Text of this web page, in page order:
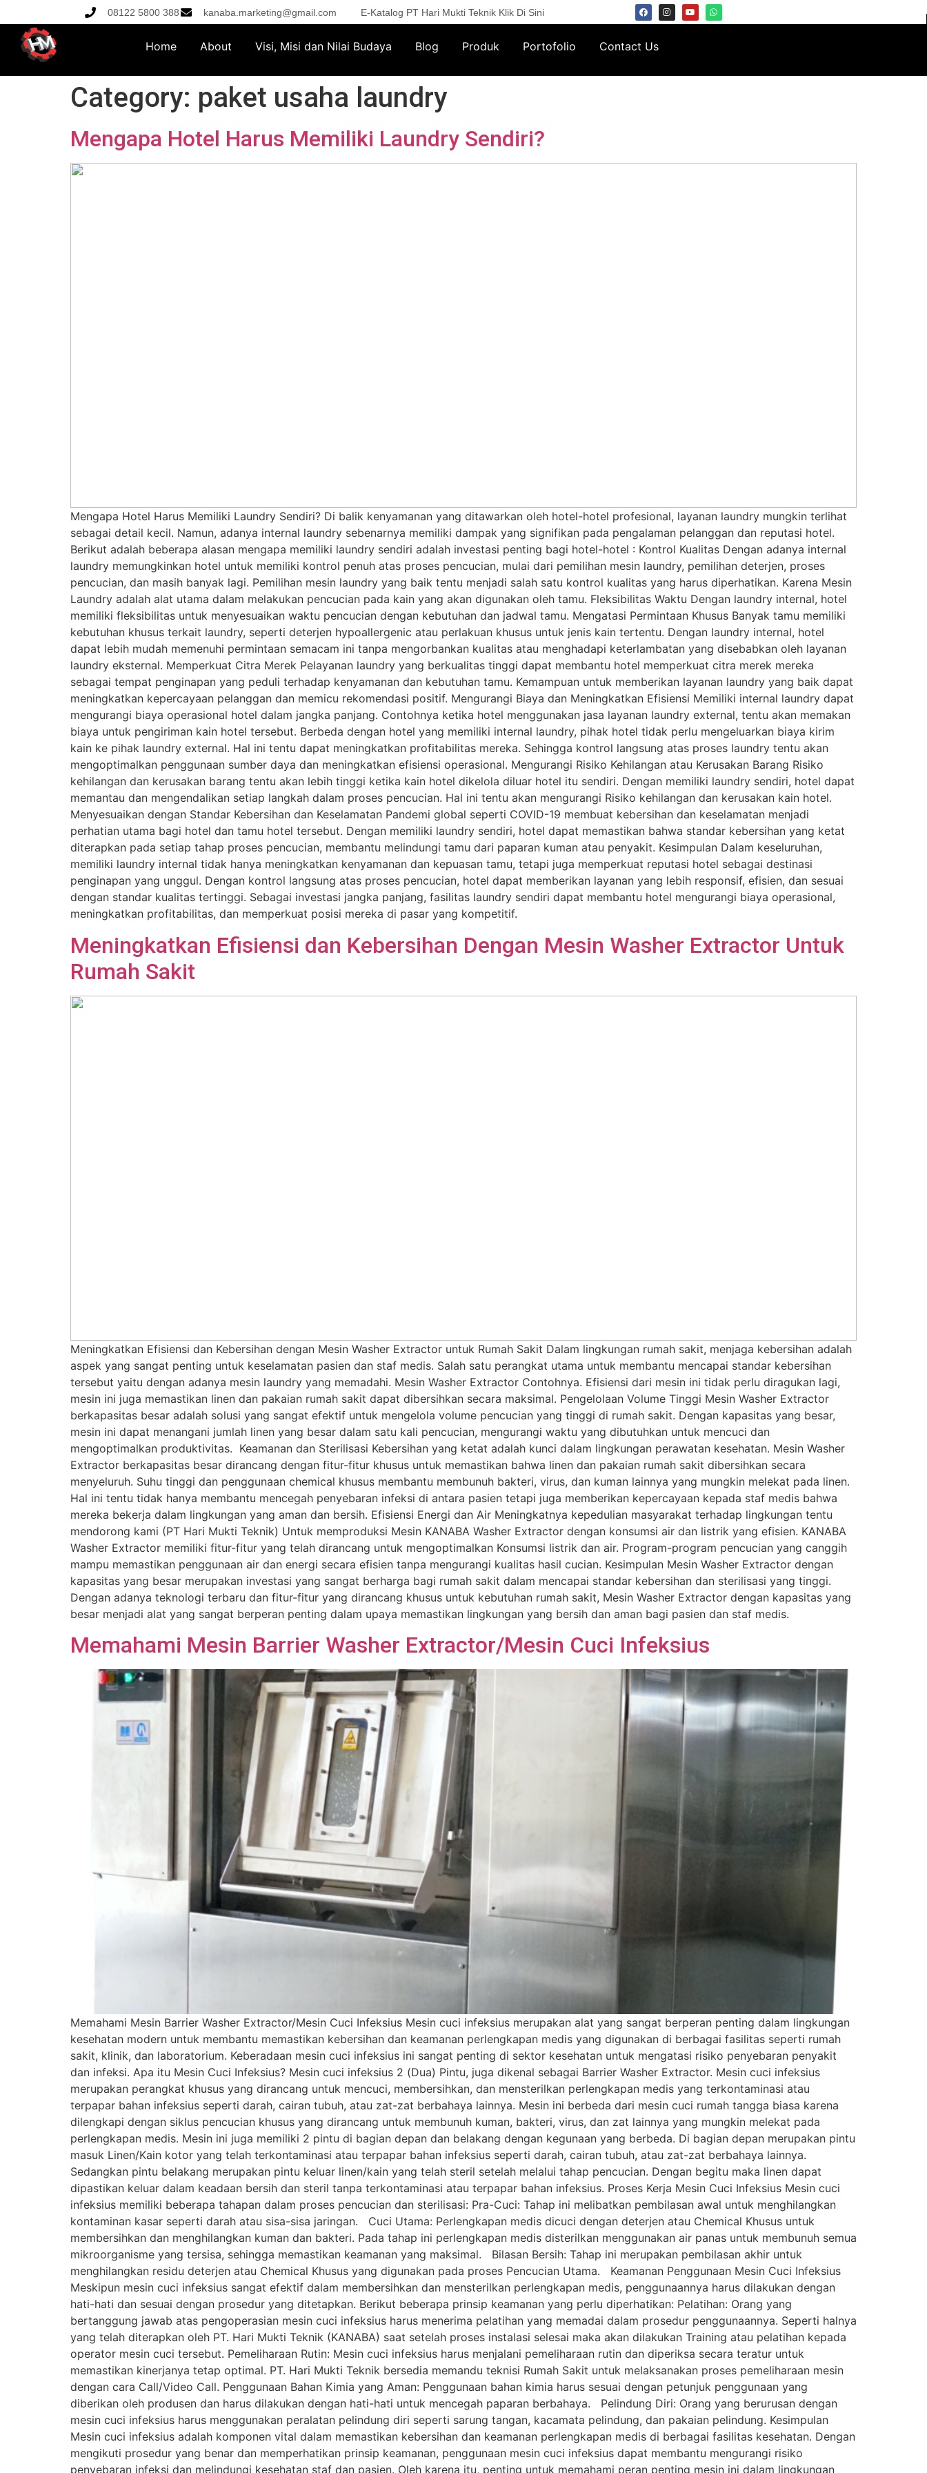
08122 5800 388 kanaba.marketing@gmail.com E-Katalog PT Hari Mukti Teknik Klik Di Sini
Home About Visi, Misi dan Nilai Budaya Blog Produk Portofolio Contact Us
Category: paket usaha laundry
Mengapa Hotel Harus Memiliki Laundry Sendiri?
Mengapa Hotel Harus Memiliki Laundry Sendiri? Di balik kenyamanan yang ditawarkan oleh hotel-hotel profesional, layanan laundry mungkin terlihat
sebagai detail kecil. Namun, adanya internal laundry sebenarnya memiliki dampak yang signifikan pada pengalaman pelanggan dan reputasi hotel.
Berikut adalah beberapa alasan mengapa memiliki laundry sendiri adalah investasi penting bagi hotel-hotel : Kontrol Kualitas Dengan adanya internal
laundry memungkinkan hotel untuk memiliki kontrol penuh atas proses pencucian, mulai dari pemilihan mesin laundry, pemilihan deterjen, proses
pencucian, dan masih banyak lagi. Pemilihan mesin laundry yang baik tentu menjadi salah satu kontrol kualitas yang harus diperhatikan. Karena Mesin
Laundry adalah alat utama dalam melakukan pencucian pada kain yang akan digunakan oleh tamu. Fleksibilitas Waktu Dengan laundry internal, hotel
memiliki fleksibilitas untuk menyesuaikan waktu pencucian dengan kebutuhan dan jadwal tamu. Mengatasi Permintaan Khusus Banyak tamu memiliki
kebutuhan khusus terkait laundry, seperti deterjen hypoallergenic atau perlakuan khusus untuk jenis kain tertentu. Dengan laundry internal, hotel
dapat lebih mudah memenuhi permintaan semacam ini tanpa mengorbankan kualitas atau menghadapi keterlambatan yang disebabkan oleh layanan
laundry eksternal. Memperkuat Citra Merek Pelayanan laundry yang berkualitas tinggi dapat membantu hotel memperkuat citra merek mereka
sebagai tempat penginapan yang peduli terhadap kenyamanan dan kebutuhan tamu. Kemampuan untuk memberikan layanan laundry yang baik dapat
meningkatkan kepercayaan pelanggan dan memicu rekomendasi positif. Mengurangi Biaya dan Meningkatkan Efisiensi Memiliki internal laundry dapat
mengurangi biaya operasional hotel dalam jangka panjang. Contohnya ketika hotel menggunakan jasa layanan laundry external, tentu akan memakan
biaya untuk pengiriman kain hotel tersebut. Berbeda dengan hotel yang memiliki internal laundry, pihak hotel tidak perlu mengeluarkan biaya kirim
kain ke pihak laundry external. Hal ini tentu dapat meningkatkan profitabilitas mereka. Sehingga kontrol langsung atas proses laundry tentu akan
mengoptimalkan penggunaan sumber daya dan meningkatkan efisiensi operasional. Mengurangi Risiko Kehilangan atau Kerusakan Barang Risiko
kehilangan dan kerusakan barang tentu akan lebih tinggi ketika kain hotel dikelola diluar hotel itu sendiri. Dengan memiliki laundry sendiri, hotel dapat
memantau dan mengendalikan setiap langkah dalam proses pencucian. Hal ini tentu akan mengurangi Risiko kehilangan dan kerusakan kain hotel.
Menyesuaikan dengan Standar Kebersihan dan Keselamatan Pandemi global seperti COVID-19 membuat kebersihan dan keselamatan menjadi
perhatian utama bagi hotel dan tamu hotel tersebut. Dengan memiliki laundry sendiri, hotel dapat memastikan bahwa standar kebersihan yang ketat
diterapkan pada setiap tahap proses pencucian, membantu melindungi tamu dari paparan kuman atau penyakit. Kesimpulan Dalam keseluruhan,
memiliki laundry internal tidak hanya meningkatkan kenyamanan dan kepuasan tamu, tetapi juga memperkuat reputasi hotel sebagai destinasi
penginapan yang unggul. Dengan kontrol langsung atas proses pencucian, hotel dapat memberikan layanan yang lebih responsif, efisien, dan sesuai
dengan standar kualitas tertinggi. Sebagai investasi jangka panjang, fasilitas laundry sendiri dapat membantu hotel mengurangi biaya operasional,
meningkatkan profitabilitas, dan memperkuat posisi mereka di pasar yang kompetitif.
Meningkatkan Efisiensi dan Kebersihan Dengan Mesin Washer Extractor Untuk
Rumah Sakit
Meningkatkan Efisiensi dan Kebersihan dengan Mesin Washer Extractor untuk Rumah Sakit Dalam lingkungan rumah sakit, menjaga kebersihan adalah
aspek yang sangat penting untuk keselamatan pasien dan staf medis. Salah satu perangkat utama untuk membantu mencapai standar kebersihan
tersebut yaitu dengan adanya mesin laundry yang memadahi. Mesin Washer Extractor Contohnya. Efisiensi dari mesin ini tidak perlu diragukan lagi,
mesin ini juga memastikan linen dan pakaian rumah sakit dapat dibersihkan secara maksimal. Pengelolaan Volume Tinggi Mesin Washer Extractor
berkapasitas besar adalah solusi yang sangat efektif untuk mengelola volume pencucian yang tinggi di rumah sakit. Dengan kapasitas yang besar,
mesin ini dapat menangani jumlah linen yang besar dalam satu kali pencucian, mengurangi waktu yang dibutuhkan untuk mencuci dan
mengoptimalkan produktivitas. Keamanan dan Sterilisasi Kebersihan yang ketat adalah kunci dalam lingkungan perawatan kesehatan. Mesin Washer
Extractor berkapasitas besar dirancang dengan fitur-fitur khusus untuk memastikan bahwa linen dan pakaian rumah sakit dibersihkan secara
menyeluruh. Suhu tinggi dan penggunaan chemical khusus membantu membunuh bakteri, virus, dan kuman lainnya yang mungkin melekat pada linen.
Hal ini tentu tidak hanya membantu mencegah penyebaran infeksi di antara pasien tetapi juga memberikan kepercayaan kepada staf medis bahwa
mereka bekerja dalam lingkungan yang aman dan bersih. Efisiensi Energi dan Air Meningkatnya kepedulian masyarakat terhadap lingkungan tentu
mendorong kami (PT Hari Mukti Teknik) Untuk memproduksi Mesin KANABA Washer Extractor dengan konsumsi air dan listrik yang efisien. KANABA
Washer Extractor memiliki fitur-fitur yang telah dirancang untuk mengoptimalkan Konsumsi listrik dan air. Program-program pencucian yang canggih
mampu memastikan penggunaan air dan energi secara efisien tanpa mengurangi kualitas hasil cucian. Kesimpulan Mesin Washer Extractor dengan
kapasitas yang besar merupakan investasi yang sangat berharga bagi rumah sakit dalam mencapai standar kebersihan dan sterilisasi yang tinggi.
Dengan adanya teknologi terbaru dan fitur-fitur yang dirancang khusus untuk kebutuhan rumah sakit, Mesin Washer Extractor dengan kapasitas yang
besar menjadi alat yang sangat berperan penting dalam upaya memastikan lingkungan yang bersih dan aman bagi pasien dan staf medis.
Memahami Mesin Barrier Washer Extractor/Mesin Cuci Infeksius
Memahami Mesin Barrier Washer Extractor/Mesin Cuci Infeksius Mesin cuci infeksius merupakan alat yang sangat berperan penting dalam lingkungan
kesehatan modern untuk membantu memastikan kebersihan dan keamanan perlengkapan medis yang digunakan di berbagai fasilitas seperti rumah
sakit, klinik, dan laboratorium. Keberadaan mesin cuci infeksius ini sangat penting di sektor kesehatan untuk mengatasi risiko penyebaran penyakit
dan infeksi. Apa itu Mesin Cuci Infeksius? Mesin cuci infeksius 2 (Dua) Pintu, juga dikenal sebagai Barrier Washer Extractor. Mesin cuci infeksius
merupakan perangkat khusus yang dirancang untuk mencuci, membersihkan, dan mensterilkan perlengkapan medis yang terkontaminasi atau
terpapar bahan infeksius seperti darah, cairan tubuh, atau zat-zat berbahaya lainnya. Mesin ini berbeda dari mesin cuci rumah tangga biasa karena
dilengkapi dengan siklus pencucian khusus yang dirancang untuk membunuh kuman, bakteri, virus, dan zat lainnya yang mungkin melekat pada
perlengkapan medis. Mesin ini juga memiliki 2 pintu di bagian depan dan belakang dengan kegunaan yang berbeda. Di bagian depan merupakan pintu
masuk Linen/Kain kotor yang telah terkontaminasi atau terpapar bahan infeksius seperti darah, cairan tubuh, atau zat-zat berbahaya lainnya.
Sedangkan pintu belakang merupakan pintu keluar linen/kain yang telah steril setelah melalui tahap pencucian. Dengan begitu maka linen dapat
dipastikan keluar dalam keadaan bersih dan steril tanpa terkontaminasi atau terpapar bahan infeksius. Proses Kerja Mesin Cuci Infeksius Mesin cuci
infeksius memiliki beberapa tahapan dalam proses pencucian dan sterilisasi: Pra-Cuci: Tahap ini melibatkan pembilasan awal untuk menghilangkan
kontaminan kasar seperti darah atau sisa-sisa jaringan. Cuci Utama: Perlengkapan medis dicuci dengan deterjen atau Chemical Khusus untuk
membersihkan dan menghilangkan kuman dan bakteri. Pada tahap ini perlengkapan medis disterilkan menggunakan air panas untuk membunuh semua
mikroorganisme yang tersisa, sehingga memastikan keamanan yang maksimal. Bilasan Bersih: Tahap ini merupakan pembilasan akhir untuk
menghilangkan residu deterjen atau Chemical Khusus yang digunakan pada proses Pencucian Utama. Keamanan Penggunaan Mesin Cuci Infeksius
Meskipun mesin cuci infeksius sangat efektif dalam membersihkan dan mensterilkan perlengkapan medis, penggunaannya harus dilakukan dengan
hati-hati dan sesuai dengan prosedur yang ditetapkan. Berikut beberapa prinsip keamanan yang perlu diperhatikan: Pelatihan: Orang yang
bertanggung jawab atas pengoperasian mesin cuci infeksius harus menerima pelatihan yang memadai dalam prosedur penggunaannya. Seperti halnya
yang telah diterapkan oleh PT. Hari Mukti Teknik (KANABA) saat setelah proses instalasi selesai maka akan dilakukan Training atau pelatihan kepada
operator mesin cuci tersebut. Pemeliharaan Rutin: Mesin cuci infeksius harus menjalani pemeliharaan rutin dan diperiksa secara teratur untuk
memastikan kinerjanya tetap optimal. PT. Hari Mukti Teknik bersedia memandu teknisi Rumah Sakit untuk melaksanakan proses pemeliharaan mesin
dengan cara Call/Video Call. Penggunaan Bahan Kimia yang Aman: Penggunaan bahan kimia harus sesuai dengan petunjuk penggunaan yang
diberikan oleh produsen dan harus dilakukan dengan hati-hati untuk mencegah paparan berbahaya. Pelindung Diri: Orang yang berurusan dengan
mesin cuci infeksius harus menggunakan peralatan pelindung diri seperti sarung tangan, kacamata pelindung, dan pakaian pelindung. Kesimpulan
Mesin cuci infeksius adalah komponen vital dalam memastikan kebersihan dan keamanan perlengkapan medis di berbagai fasilitas kesehatan. Dengan
mengikuti prosedur yang benar dan memperhatikan prinsip keamanan, penggunaan mesin cuci infeksius dapat membantu mengurangi risiko
penyebaran infeksi dan melindungi kesehatan staf dan pasien. Oleh karena itu, penting untuk memahami peran penting mesin ini dalam lingkungan